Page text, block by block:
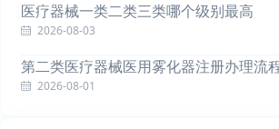
医疗器械一类二类三类哪个级别最高
2026-08-03
第二类医疗器械医用雾化器注册办理流
2026-08-01